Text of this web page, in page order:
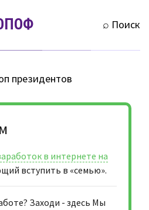
⌕ Поиск
президентов
в интернете на
вступить в «семью».
Заходи - здесь Мы